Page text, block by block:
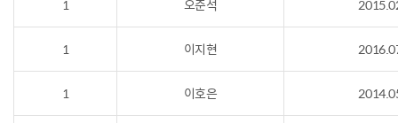
1 오준석
1 이지현
1 이호은